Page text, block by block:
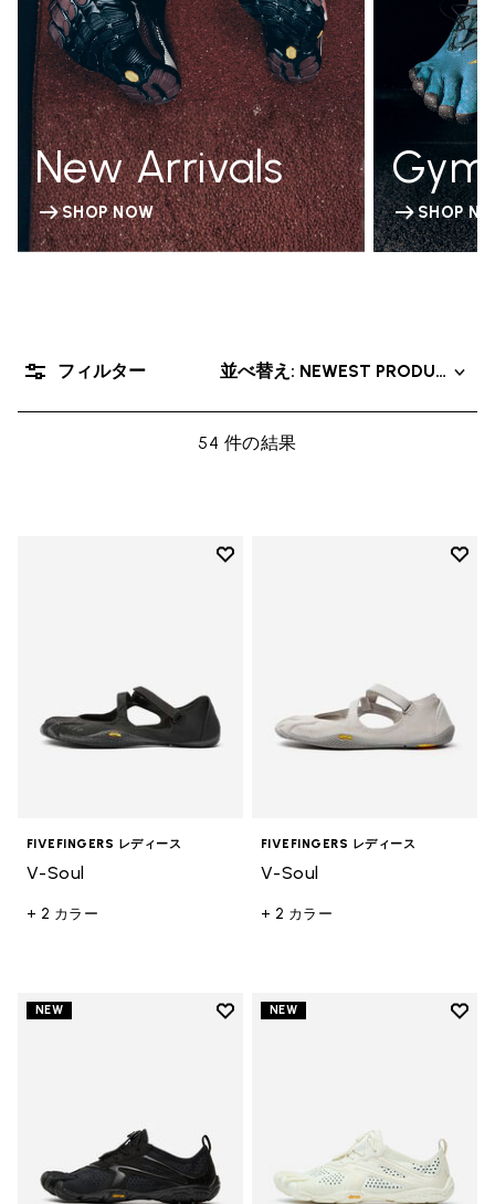
New Arrivals
SHOP NOW
Gym
SHOP
54 件の結果
並べ替え: NEWEST PRODUCT
フィルター
Add to wishlist
FIVEFINGERS レディース
V-Soul
+ 2 カラー
Add
FIVEFINGERS レディース
V-Soul
+ 2 カラー
NEW
Add to wishlist
NEW
Add